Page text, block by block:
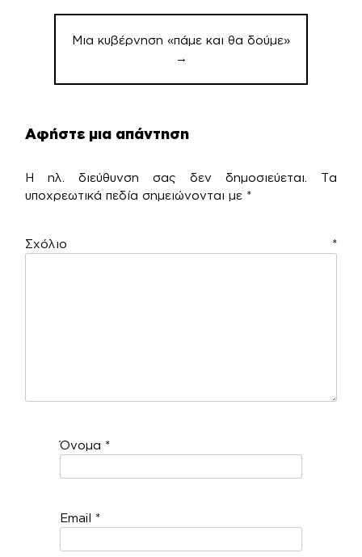
Μια κυβέρνηση «πάμε και θα δούμε»
→
Αφήστε μια απάντηση
Η ηλ. διεύθυνση σας δεν δημοσιεύεται.
Τα
υποχρεωτικά πεδία σημειώνονται με *
Σχόλιο *
Όνομα *
Email *